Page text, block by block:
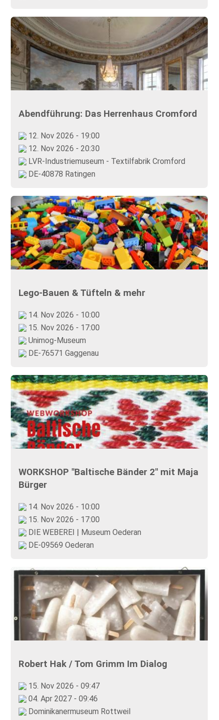
Abendführung: Das Herrenhaus Cromford
12. Nov 2026 - 19:00
12. Nov 2026 - 20:30
LVR-Industriemuseum - Textilfabrik Cromford
DE-40878 Ratingen
Lego-Bauen & Tüfteln & mehr
14. Nov 2026 - 10:00
15. Nov 2026 - 17:00
Unimog-Museum
DE-76571 Gaggenau
WORKSHOP "Baltische Bänder 2" mit Maja
Bürger
14. Nov 2026 - 10:00
15. Nov 2026 - 17:00
DIE WEBEREI | Museum Oederan
DE-09569 Oederan
Robert Hak / Tom Grimm Im Dialog
15. Nov 2026 - 09:47
04. Apr 2027 - 09:46
Dominikanermuseum Rottweil